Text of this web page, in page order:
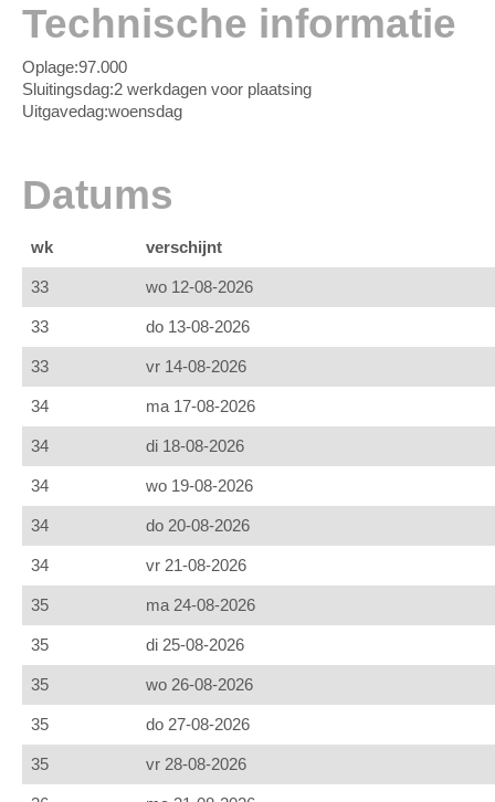
Technische informatie
Oplage:97.000
Sluitingsdag:2 werkdagen voor plaatsing
Uitgavedag:woensdag
Datums
wk verschijnt
33 wo 12-08-2026
33 do 13-08-2026
33 vr 14-08-2026
34 ma 17-08-2026
34 di 18-08-2026
34 wo 19-08-2026
34 do 20-08-2026
34 vr 21-08-2026
35 ma 24-08-2026
35 di 25-08-2026
35 wo 26-08-2026
35 do 27-08-2026
35 vr 28-08-2026